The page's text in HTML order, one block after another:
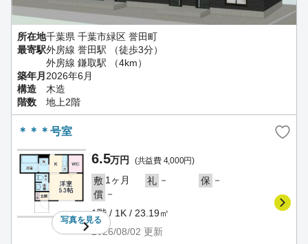
所在地千葉県 千葉市緑区 誉田町
最寄駅外房線 誉田駅 （徒歩3分）
外房線 鎌取駅 （4km）
築年月 2026年6月
構造
木造
階数
地上2階
＊＊＊号室
写真を見る
6.5万円 (共益費 4,000円)
敷 1ヶ月 礼 － 保 －
償 －
1階 / 1K / 23.19㎡
2026/08/02 更新